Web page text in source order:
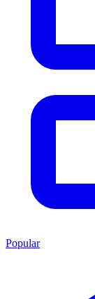
Popular